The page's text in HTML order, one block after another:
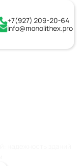
+7(927) 209-20-64
info@monolithex.pro